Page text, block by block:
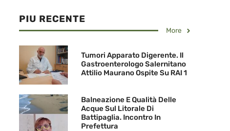
PIU RECENTE
More
Tumori Apparato Digerente. Il
Gastroenterologo Salernitano
Attilio Maurano Ospite Su RAI 1
Balneazione E Qualità Delle
Acque Sul Litorale Di
Battipaglia. Incontro In
Prefettura